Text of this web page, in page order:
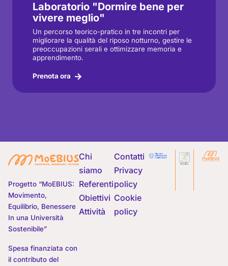
Laboratorio "Dormire bene per
vivere meglio"
Un percorso teorico-pratico in tre incontri per
migliorare la qualità del riposo notturno, gestire le
preoccupazioni serali e ottimizzare memoria e
apprendimento.
Prenota ora
Progetto “MoEBIUS:
Movimento,
Equilibrio, Benessere
In una Università
Sostenibile”
Spesa finanziata con
il contributo del
Chi
siamo
Referenti
Obiettivi
Attività
Contatti
Privacy
policy
Cookie
policy